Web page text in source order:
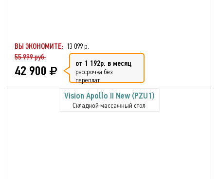
ВЫ ЭКОНОМИТЕ: 13 099 р.
55 999 руб.
42 900 от 1 192р. в месяц
рассрочка без
переплат
Vision Apollo II New (PZU1)
Складной массажный стол